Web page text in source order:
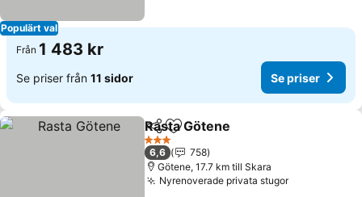
Populärt val
Från 1 483 kr
Se priser från 11 sidor Se priser
Dela Lägg till i Mina Favoriter
Rasta Götene
3 Stjärnor
6,6
758
Götene, 17.7 km till Skara
Nyrenoverade privata stugor